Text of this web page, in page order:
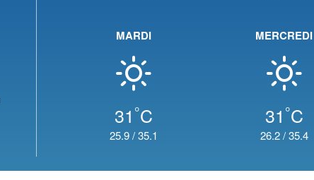
MARDI
31 °C
25.9/35.1
MERCREDI
31 °C
26.2/35.4